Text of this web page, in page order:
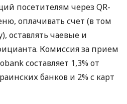
посетителям через QR-
оплачивать счет (в том
оставлять чаевые и
Комиссия за прием
составляет 1,3% от
банков и 2% с карт